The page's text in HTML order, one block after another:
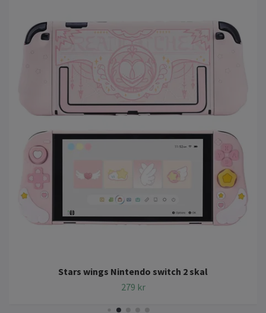
Stars wings Nintendo switch 2 skal
279 kr